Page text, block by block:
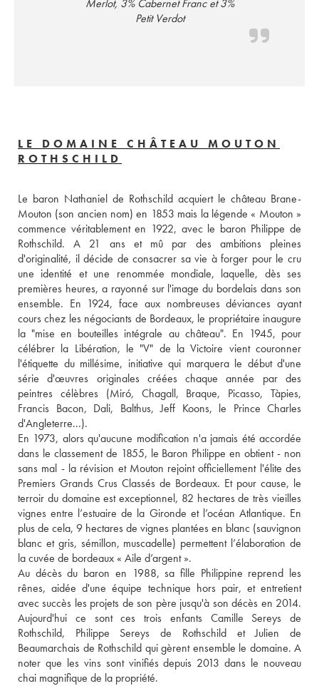
Merlot, 3% Cabernet Franc et 3%
Petit Verdot
LE DOMAINE CHÂTEAU MOUTON
ROTHSCHILD
Le baron Nathaniel de Rothschild acquiert le château Brane-
Mouton (son ancien nom) en 1853 mais la légende « Mouton »
commence véritablement en 1922, avec le baron Philippe de
Rothschild. A 21 ans et mû par des ambitions pleines
d'originalité, il décide de consacrer sa vie à forger pour le cru
une identité et une renommée mondiale, laquelle, dès ses
premières heures, a rayonné sur l'image du bordelais dans son
ensemble. En 1924, face aux nombreuses déviances ayant
cours chez les négociants de Bordeaux, le propriétaire inaugure
la "mise en bouteilles intégrale au château". En 1945, pour
célébrer la Libération, le "V" de la Victoire vient couronner
l'étiquette du millésime, initiative qui marquera le début d'une
série d'œuvres originales créées chaque année par des
peintres célèbres (Miró, Chagall, Braque, Picasso, Tàpies,
Francis Bacon, Dali, Balthus, Jeff Koons, le Prince Charles
d'Angleterre...).
En 1973, alors qu'aucune modification n'a jamais été accordée
dans le classement de 1855, le Baron Philippe en obtient - non
sans mal - la révision et Mouton rejoint officiellement l'élite des
Premiers Grands Crus Classés de Bordeaux. Et pour cause, le
terroir du domaine est exceptionnel, 82 hectares de très vieilles
vignes entre l’estuaire de la Gironde et l’océan Atlantique. En
plus de cela, 9 hectares de vignes plantées en blanc (sauvignon
blanc et gris, sémillon, muscadelle) permettent l’élaboration de
la cuvée de bordeaux « Aile d’argent ».
Au décès du baron en 1988, sa fille Philippine reprend les
rênes, aidée d'une équipe technique hors pair, et entretient
avec succès les projets de son père jusqu'à son décès en 2014.
Aujourd'hui ce sont ces trois enfants Camille Sereys de
Rothschild, Philippe Sereys de Rothschild et Julien de
Beaumarchais de Rothschild qui gèrent ensemble le domaine. A
noter que les vins sont vinifiés depuis 2013 dans le nouveau
chai magnifique de la propriété.